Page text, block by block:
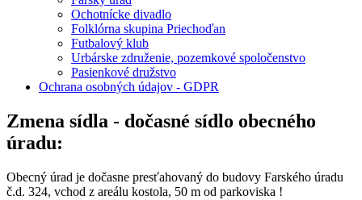
Ochotnícke divadlo
Folklórna skupina Priechoďan
Futbalový klub
Urbárske združenie, pozemkové spoločenstvo
Pasienkové družstvo
Ochrana osobných údajov - GDPR
Zmena sídla - dočasné sídlo obecného
úradu:
Obecný úrad je dočasne presťahovaný do budovy Farského úradu
č.d. 324, vchod z areálu kostola, 50 m od parkoviska !